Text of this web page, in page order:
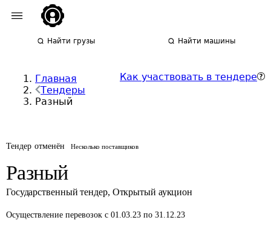
Найти грузы Найти машины
Главная
Тендеры
Разный
Как участвовать в тендере
Тендер отменён Несколько поставщиков
Разный
Государственный тендер, Открытый аукцион
Осуществление перевозок с 01.03.23 по 31.12.23